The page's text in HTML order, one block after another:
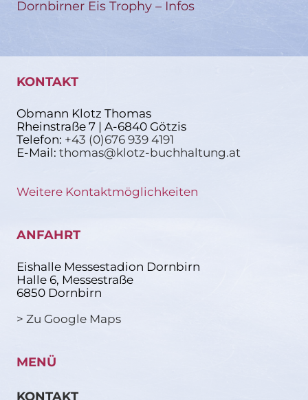
Dornbirner Eis Trophy – Infos
KONTAKT
Obmann Klotz Thomas
Rheinstraße 7 | A-6840 Götzis
Telefon: +43 (0)676 939 4191
E-Mail: thomas@klotz-buchhaltung.at
Weitere Kontaktmöglichkeiten
ANFAHRT
Eishalle Messestadion Dornbirn
Halle 6, Messestraße
6850 Dornbirn
> Zu Google Maps
MENÜ
KONTAKT